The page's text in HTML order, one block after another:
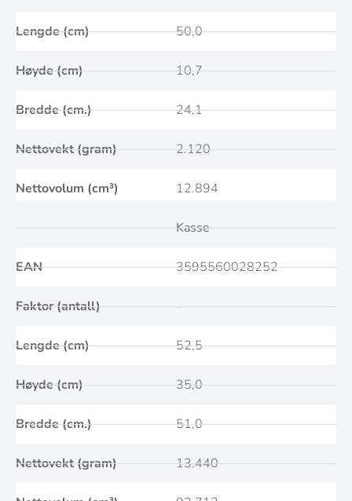
Lengde (cm)
Høyde (cm)
Bredde (cm.)
Nettovekt (gram)
Nettovolum (cm³)
50,0
10,7
24,1
2.120
12.894
EAN
Faktor (antall)
Lengde (cm)
Høyde (cm)
Bredde (cm.)
Nettovekt (gram)
Kasse
3595560028252
-
52,5
35,0
51,0
13.440